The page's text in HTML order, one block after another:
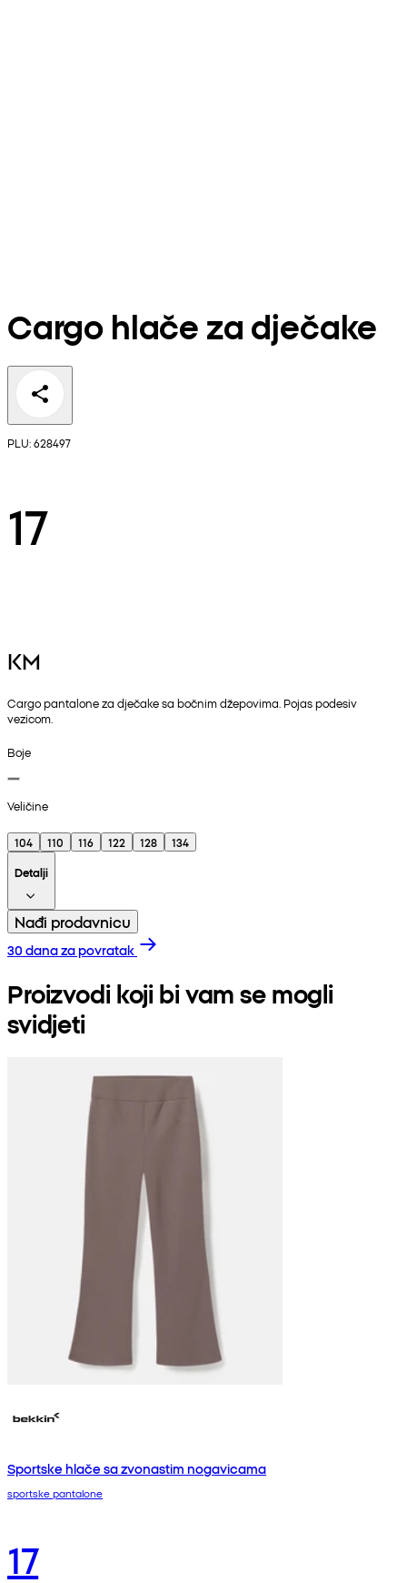
Cargo hlače za dječake
PLU: 628497
17
KM
Cargo pantalone za dječake sa bočnim džepovima. Pojas podesiv
vezicom.
Boje
Veličine
104 110 116 122 128
134
Detalji
Nađi prodavnicu
30 dana za povratak
Proizvodi koji bi vam se mogli
svidjeti
Sportske hlače sa zvonastim nogavicama
sportske pantalone
17